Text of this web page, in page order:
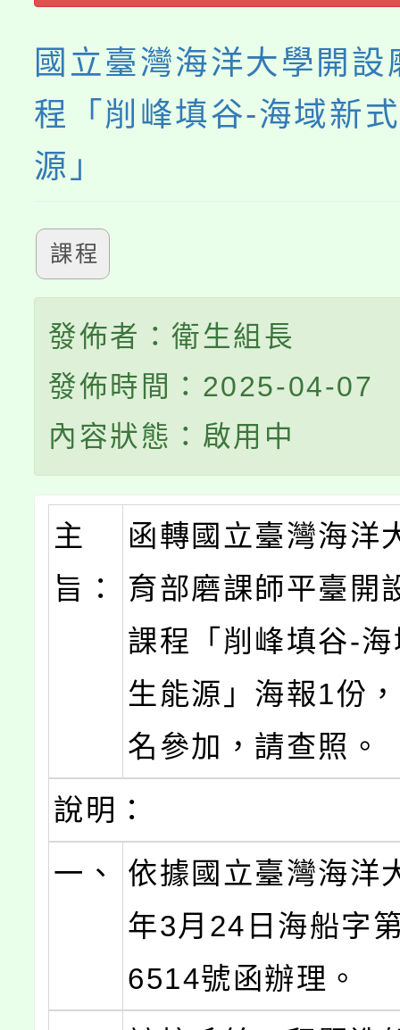
國立臺灣海洋大學開設
程「削峰填谷-海域新
源」
課程
發佈者：衛生組長
發佈時間：2025-04-07
內容狀態：啟用中
主
旨：
函轉國立臺灣海洋
育部磨課師平臺開
課程「削峰填谷-
生能源」海報1份
名參加，請查照。
說明：
一、
依據國立臺灣海洋
年3月24日海船字
6514號函辦理。